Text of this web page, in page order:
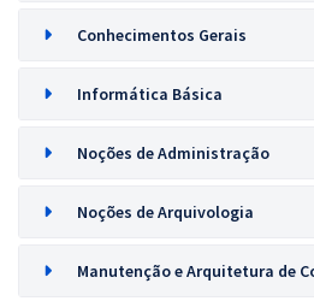
Conhecimentos Gerais
Informática Básica
Noções de Administração
Noções de Arquivologia
Manutenção e Arquitetura de